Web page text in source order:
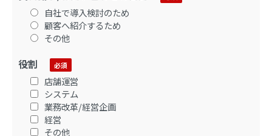
自社で導入検討のため
顧客へ紹介するため
その他
役割
店舗運営
システム
業務改革/経営企画
経営
その他